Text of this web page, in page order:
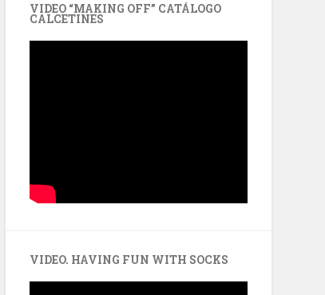
VIDEO “MAKING OFF” CATÁLOGO
CALCETINES
VIDEO. HAVING FUN WITH SOCKS